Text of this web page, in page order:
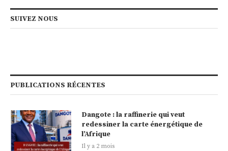
SUIVEZ NOUS
PUBLICATIONS RÉCENTES
Dangote : la raffinerie qui veut
redessiner la carte énergétique de
l’Afrique
Il y a 2 mois